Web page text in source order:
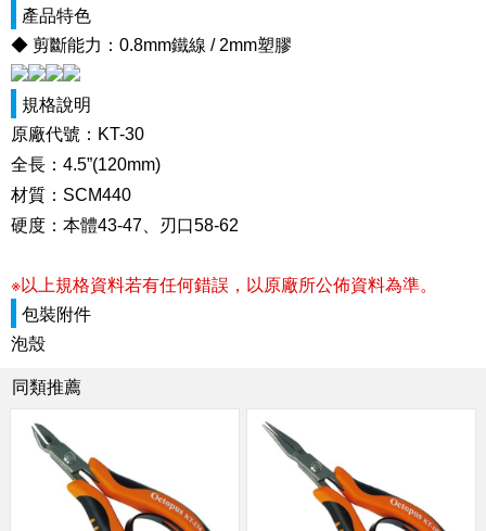
產品特色
◆ 剪斷能力：0.8mm鐵線 / 2mm塑膠
規格說明
原廠代號：KT-30
全長：4.5”(120mm)
材質：SCM440
硬度：本體43-47、刃口58-62
※以上規格資料若有任何錯誤，以原廠所公佈資料為準。
包裝附件
泡殼
同類推薦